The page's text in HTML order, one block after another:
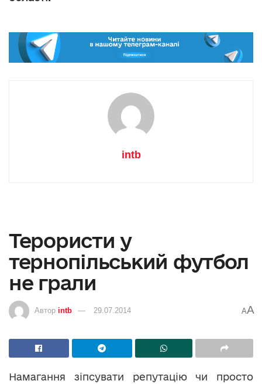
intb
Терористи у
тернопільський футбол
не грали
Автор intb 29.07.2014 AA
Намагання зіпсувати репутацію чи просто